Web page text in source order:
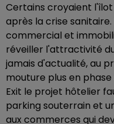
Certains croyaient
après la crise
commercial et
réveiller l'attractivité
jamais d'actualité, au
mouture plus en
Exit le projet hôtelier
parking souterrain et
aux commerces qui